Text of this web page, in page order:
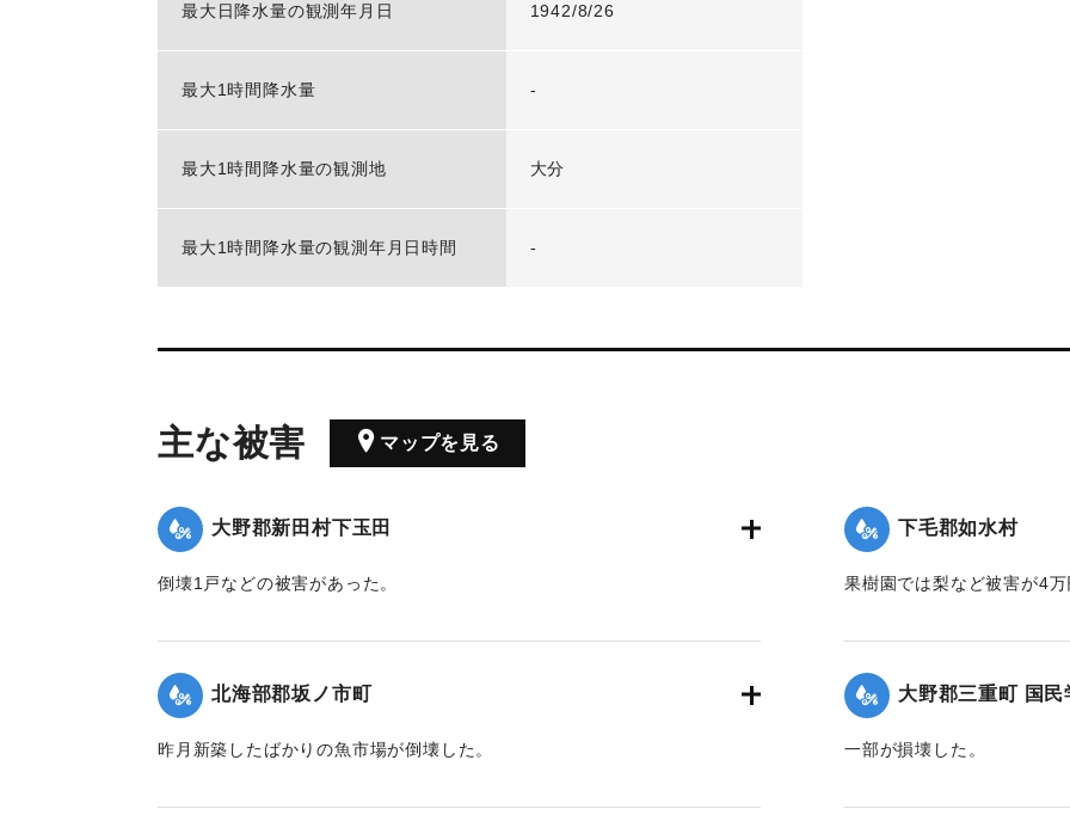
最大日降水量の観測年月日 1942/8/26
最大1時間降水量 -
最大1時間降水量の観測地 大分
最大1時間降水量の観測年月日時間 -
主な被害 マップを見る
大野郡新田村下玉田
倒壊1戸などの被害があった。
｜固有コード: 00474072
下毛郡如水村
果樹園では梨など被害が4
｜固有コード:00474073
北海部郡坂ノ市町
昨月新築したばかりの魚市場が倒壊した。
大野郡三重町 国民
一部が損壊した。